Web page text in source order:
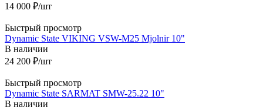
14 000 ₽/шт
Быстрый просмотр
Dynamic State VIKING VSW-M25 Mjolnir 10"
В наличии
24 200 ₽/шт
Быстрый просмотр
Dynamic State SARMAT SMW-25.22 10"
В наличии